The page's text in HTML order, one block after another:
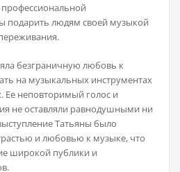
профессиональной
подарить людям своей музыкой
безграничную любовь к
на музыкальных инструментах
Ее неповторимый голос и
не оставляли равнодушными ни
Татьяны было
и любовью к музыке, что
широкой публики и